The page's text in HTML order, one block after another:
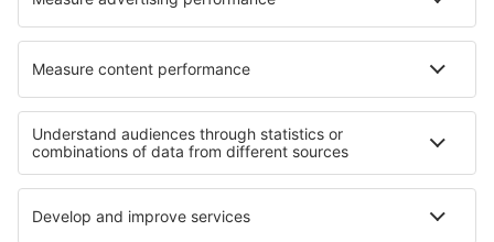
Ubytování v Tatranský národní park
Ubytování v Pomořském vojvodství Ubytování v Krkonoších
Ubytování in Białowieża National Park Ubytování in Veracruz
Ubytování na Guadaloupe Ubytování v České republice